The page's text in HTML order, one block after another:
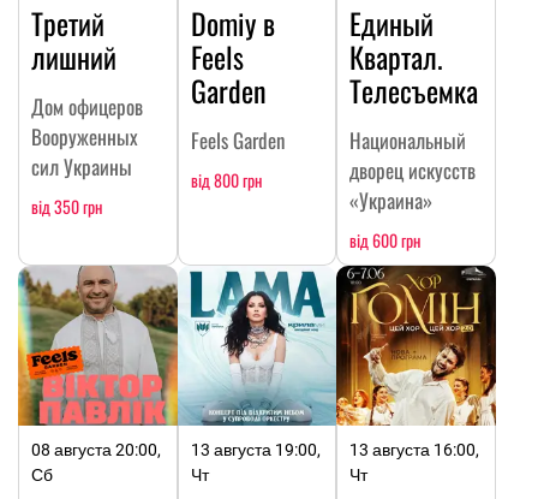
Третий
лишний
Дом офицеров
Вооруженных
сил Украины
від 350 грн
Domiy в
Feels
Garden
Feels Garden
від 800 грн
Единый
Квартал.
Телесъемка
Национальный
дворец искусств
«Украина»
від 600 грн
08 августа 20:00,
Сб
13 августа 19:00,
Чт
13 августа 16:00,
Чт